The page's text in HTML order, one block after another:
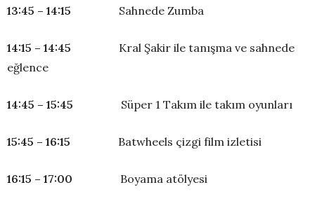
13:45 – 14:15 Sahnede Zumba
14:15 – 14:45 Kral Şakir ile tanışma ve sahnede
eğlence
14:45 – 15:45 Süper 1 Takım ile takım oyunları
15:45 – 16:15 Batwheels çizgi film izletisi
16:15 – 17:00 Boyama atölyesi